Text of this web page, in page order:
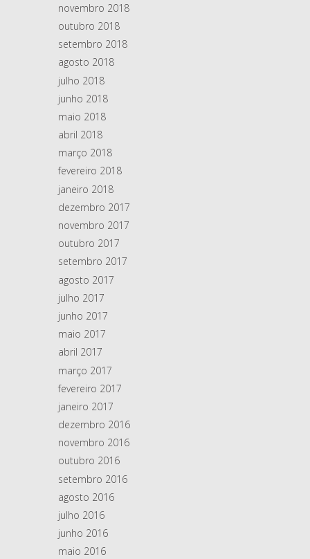
novembro 2018
outubro 2018
setembro 2018
agosto 2018
julho 2018
junho 2018
maio 2018
abril 2018
março 2018
fevereiro 2018
janeiro 2018
dezembro 2017
novembro 2017
outubro 2017
setembro 2017
agosto 2017
julho 2017
junho 2017
maio 2017
abril 2017
março 2017
fevereiro 2017
janeiro 2017
dezembro 2016
novembro 2016
outubro 2016
setembro 2016
agosto 2016
julho 2016
junho 2016
maio 2016